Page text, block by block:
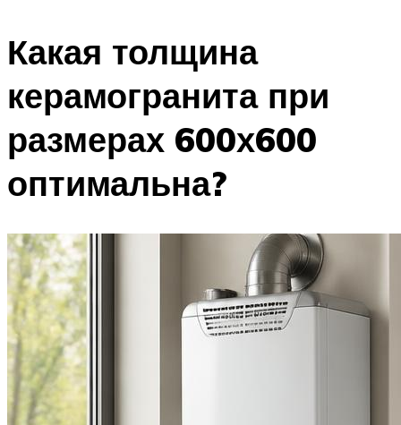
Какая толщина
керамогранита при
размерах 600х600
оптимальна?